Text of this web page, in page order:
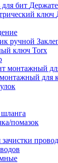
ключ Torx
для
помазок